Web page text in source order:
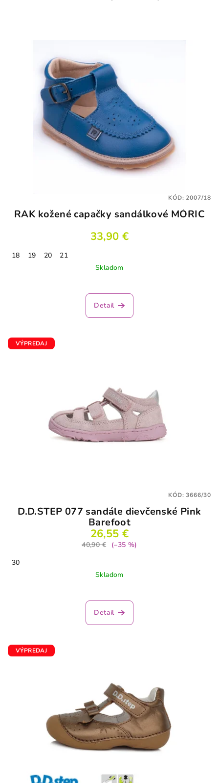
RAK kožené capačky sandálkové MÓRIC
33,90 €
18 19 20
21
Skladom
Detail
KÓD:2007/18
VÝPREDAJ
D.D.STEP 077 sandále dievčenské Pink
Barefoot
26,55 €
40,90 €
(–35 %)
30
Skladom
Detail
KÓD:3666/30
VÝPREDAJ